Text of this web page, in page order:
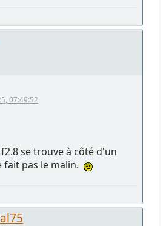
07:49:52
se trouve à côté d'un
fait pas le malin.